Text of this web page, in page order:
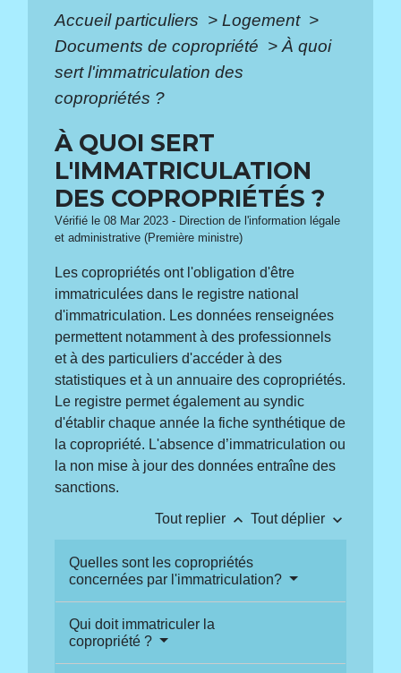
Accueil particuliers > Logement >
Documents de copropriété > À quoi
sert l'immatriculation des
copropriétés ?
À QUOI SERT
L'IMMATRICULATION
DES COPROPRIÉTÉS ?
Vérifié le 08 Mar 2023 - Direction de l'information légale
et administrative (Première ministre)
Les copropriétés ont l'obligation d'être
immatriculées dans le registre national
d'immatriculation. Les données renseignées
permettent notamment à des professionnels
et à des particuliers d'accéder à des
statistiques et à un annuaire des copropriétés.
Le registre permet également au syndic
d'établir chaque année la fiche synthétique de
la copropriété. L'absence d’immatriculation ou
la non mise à jour des données entraîne des
sanctions.
Tout replier keyboard_arrow_up Tout déplier keyboard_arrow_down
Quelles sont les copropriétés
concernées par l'immatriculation?
Qui doit immatriculer la
copropriété ?